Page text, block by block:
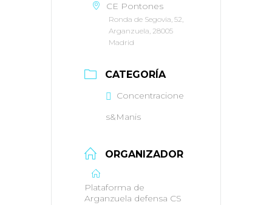
CE Pontones
Ronda de Segovia, 52,
Arganzuela, 28005
Madrid
CATEGORÍA
Concentracione
s&Manis
ORGANIZADOR
Plataforma de
Arganzuela defensa CS